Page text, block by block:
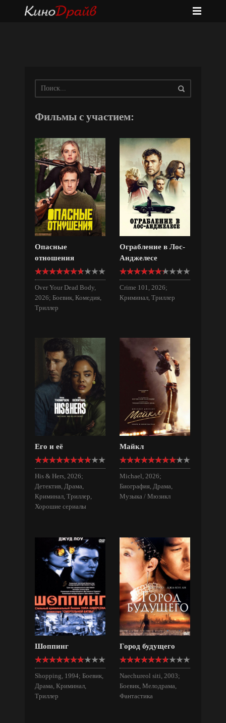
Фильмы с участием:
Опасные
отношения
Over Your Dead Body,
2026; Боевик, Комедия,
Триллер
Ограбление в Лос-
Анджелесе
Crime 101, 2026;
Криминал, Триллер
Его и её
His & Hers, 2026;
Детектив, Драма,
Криминал, Триллер,
Хорошие сериалы
Майкл
Michael, 2026;
Биография, Драма,
Музыка / Мюзикл
Шоппинг
Shopping, 1994; Боевик,
Драма, Криминал,
Триллер
Город будущего
Naechureol siti, 2003;
Боевик, Мелодрама,
Фантастика